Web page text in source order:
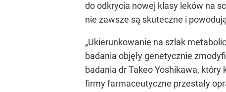
do odkrycia nowej klasy leków na
nie zawsze są skuteczne i
„Ukierunkowanie na szlak
badania objęły genetycznie
badania dr Takeo Yoshikawa, który
firmy farmaceutyczne przestały